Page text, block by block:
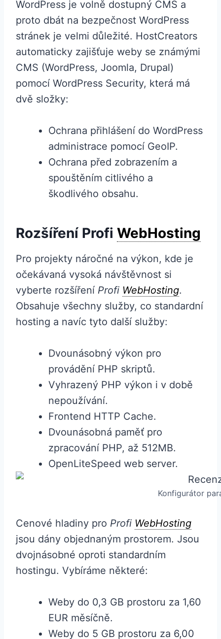
WordPress je volně dostupný CMS a
proto dbát na bezpečnost WordPress
stránek je velmi důležité. HostCreators
automaticky zajišťuje weby se známými
CMS (WordPress, Joomla, Drupal)
pomocí WordPress Security, která má
dvě složky:
Ochrana přihlášení do WordPress
administrace pomocí GeoIP.
Ochrana před zobrazením a
spouštěním citlivého a
škodlivého obsahu.
Rozšíření Profi WebHosting
Pro projekty náročné na výkon, kde je
očekávaná vysoká návštěvnost si
vyberte rozšíření Profi WebHosting.
Obsahuje všechny služby, co standardní
hosting a navíc tyto další služby:
Dvounásobný výkon pro
provádění PHP skriptů.
Vyhrazený PHP výkon i v době
nepoužívání.
Frontend HTTP Cache.
Dvounásobná paměť pro
zpracování PHP, až 512MB.
OpenLiteSpeed ​​web server.
Konfigurátor
Cenové hladiny pro Profi WebHosting
jsou dány objednaným prostorem. Jsou
dvojnásobné oproti standardním
hostingu. Vybíráme některé:
Weby do 0,3 GB prostoru za 1,60
EUR měsíčně.
Weby do 5 GB prostoru za 6,00